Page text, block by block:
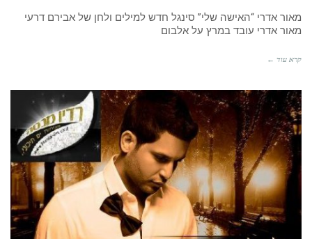
מאור אדרי “האישה שלי” סינגל חדש למילים ולחן של אבירם דרעי
מאור אדרי עובד במרץ על אלבום
קרא עוד ←